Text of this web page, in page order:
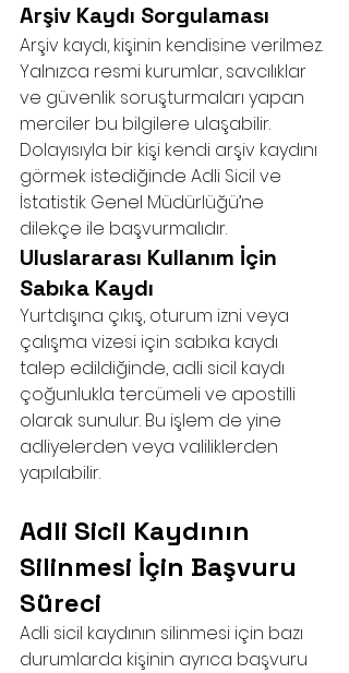
Arşiv Kaydı Sorgulaması
Arşiv kaydı, kişinin kendisine verilmez.
Yalnızca resmi kurumlar, savcılıklar
ve güvenlik soruşturmaları yapan
merciler bu bilgilere ulaşabilir.
Dolayısıyla bir kişi kendi arşiv kaydını
görmek istediğinde Adli Sicil ve
İstatistik Genel Müdürlüğü’ne
dilekçe ile başvurmalıdır.
Uluslararası Kullanım İçin
Sabıka Kaydı
Yurtdışına çıkış, oturum izni veya
çalışma vizesi için sabıka kaydı
talep edildiğinde, adli sicil kaydı
çoğunlukla tercümeli ve apostilli
olarak sunulur. Bu işlem de yine
adliyelerden veya valiliklerden
yapılabilir.
Adli Sicil Kaydının
Silinmesi İçin Başvuru
Süreci
Adli sicil kaydının silinmesi için bazı
durumlarda kişinin ayrıca başvuru